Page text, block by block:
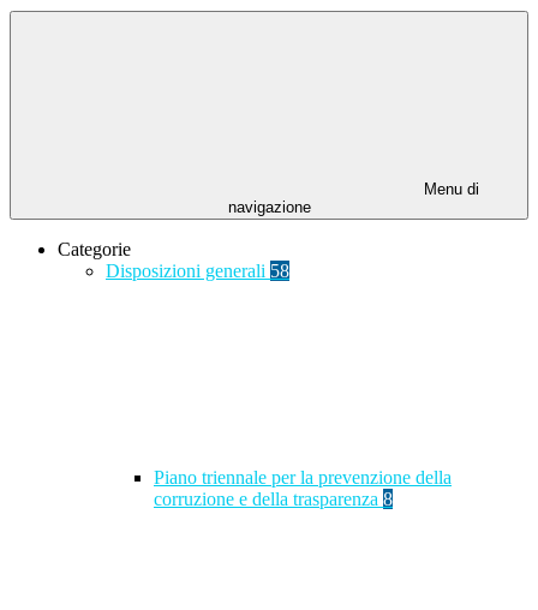
Menu di
navigazione
Categorie
Disposizioni generali 58
Piano triennale per la prevenzione della
corruzione e della trasparenza 8